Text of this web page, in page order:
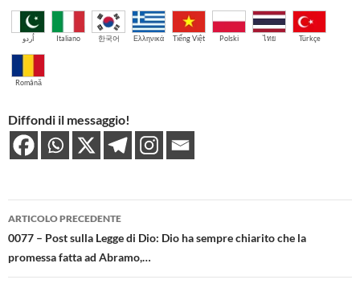
اُردو Italiano 한국어 Ελληνικά Tiếng Việt Polski ไทย Türkçe
Română
Diffondi il messaggio!
Navigazione
articolo
ARTICOLO PRECEDENTE
0077 – Post sulla Legge di Dio: Dio ha sempre chiarito che la
promessa fatta ad Abramo,…